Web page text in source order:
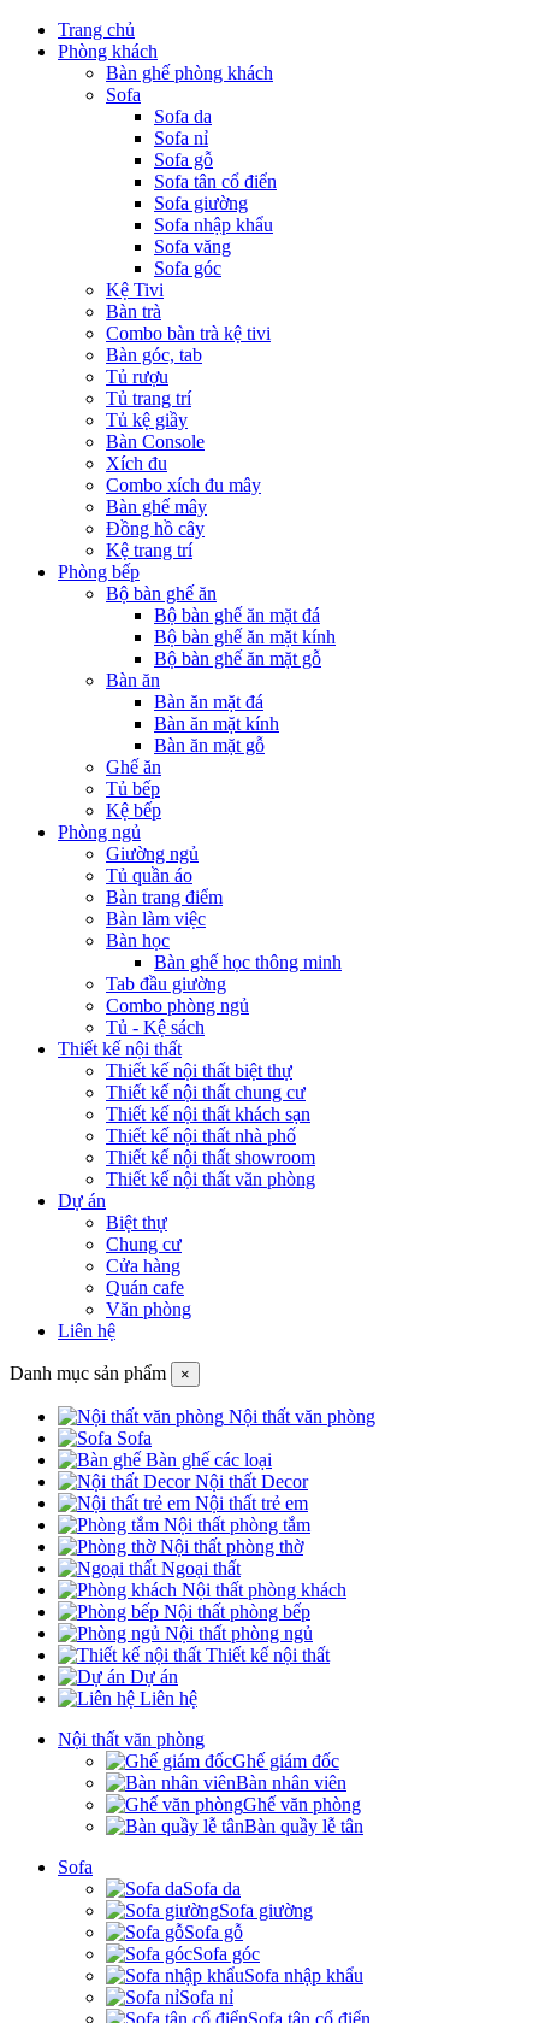
Trang chủ
Phòng khách
Bàn ghế phòng khách
Sofa
Sofa da
Sofa nỉ
Sofa gỗ
Sofa tân cổ điển
Sofa giường
Sofa nhập khẩu
Sofa văng
Sofa góc
Kệ Tivi
Bàn trà
Combo bàn trà kệ tivi
Bàn góc, tab
Tủ rượu
Tủ trang trí
Tủ kệ giầy
Bàn Console
Xích đu
Combo xích đu mây
Bàn ghế mây
Đồng hồ cây
Kệ trang trí
Phòng bếp
Bộ bàn ghế ăn
Bộ bàn ghế ăn mặt đá
Bộ bàn ghế ăn mặt kính
Bộ bàn ghế ăn mặt gỗ
Bàn ăn
Bàn ăn mặt đá
Bàn ăn mặt kính
Bàn ăn mặt gỗ
Ghế ăn
Tủ bếp
Kệ bếp
Phòng ngủ
Giường ngủ
Tủ quần áo
Bàn trang điểm
Bàn làm việc
Bàn học
Bàn ghế học thông minh
Tab đầu giường
Combo phòng ngủ
Tủ - Kệ sách
Thiết kế nội thất
Thiết kế nội thất biệt thự
Thiết kế nội thất chung cư
Thiết kế nội thất khách sạn
Thiết kế nội thất nhà phố
Thiết kế nội thất showroom
Thiết kế nội thất văn phòng
Dự án
Biệt thự
Chung cư
Cửa hàng
Quán cafe
Văn phòng
Liên hệ
Danh mục sản phẩm ×
Nội thất văn phòng
Sofa
Bàn ghế các loại
Nội thất Decor
Nội thất trẻ em
Nội thất phòng tắm
Nội thất phòng thờ
Ngoại thất
Nội thất phòng khách
Nội thất phòng bếp
Nội thất phòng ngủ
Thiết kế nội thất
Dự án
Liên hệ
Nội thất văn phòng
Ghế giám đốc
Bàn nhân viên
Ghế văn phòng
Bàn quầy lễ tân
Sofa
Sofa da
Sofa giường
Sofa gỗ
Sofa góc
Sofa nhập khẩu
Sofa nỉ